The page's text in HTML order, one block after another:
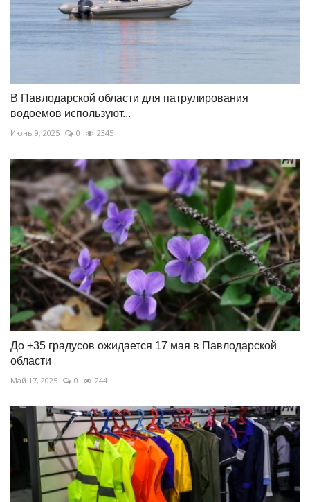
В Павлодарской области для патрулирования
водоемов используют...
Июнь 9, 2025 0 2345
До +35 градусов ожидается 17 мая в Павлодарской
области
Май 17, 2025 0 244